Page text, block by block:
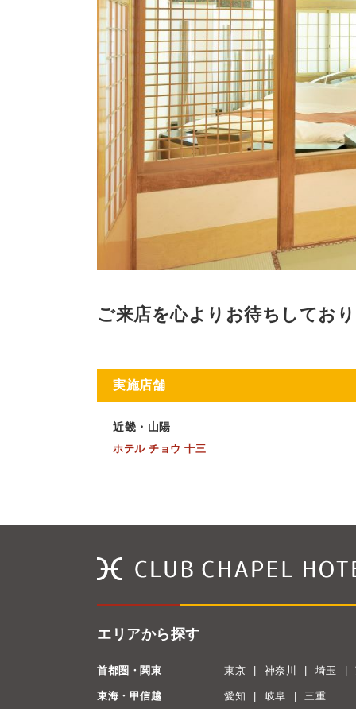
ご来店を心よりお待ちしてお
実施店舗
近畿・山陽
ホテル チョウ 十三
エリアから探す
首都圏・関東 東京 神奈川 埼玉
東海・甲信越 愛知 岐阜 三重